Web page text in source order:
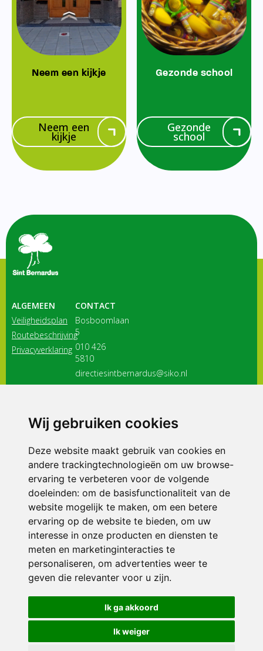
Wij gebruiken cookies
Deze website maakt gebruik van cookies en
andere trackingtechnologieën om uw browse-
ervaring te verbeteren voor de volgende
doeleinden: om de basisfunctionaliteit van de
website mogelijk te maken, om een betere
ervaring op de website te bieden, om uw
interesse in onze producten en diensten te
meten en marketinginteracties te
personaliseren, om advertenties weer te
geven die relevanter voor u zijn.
Ik ga akkoord
Ik weiger
Neem een kijkje
Neem een
kijkje
Gezonde school
Gezonde
school
ALGEMEEN
Veiligheidsplan
Routebeschrijving
Privacyverklaring
CONTACT
Bosboomlaan
5
010 426
5810
directiesintbernardus@siko.nl
3116 JB
ONDERDEEL VAN
© 2026 Sint Bernardus | Alle rechten voorbehouden
Privacy policy|Disclaimer| Klachtenregeling|RSIN en Anbi
voorkeuren
Crealisatie The MindOffice